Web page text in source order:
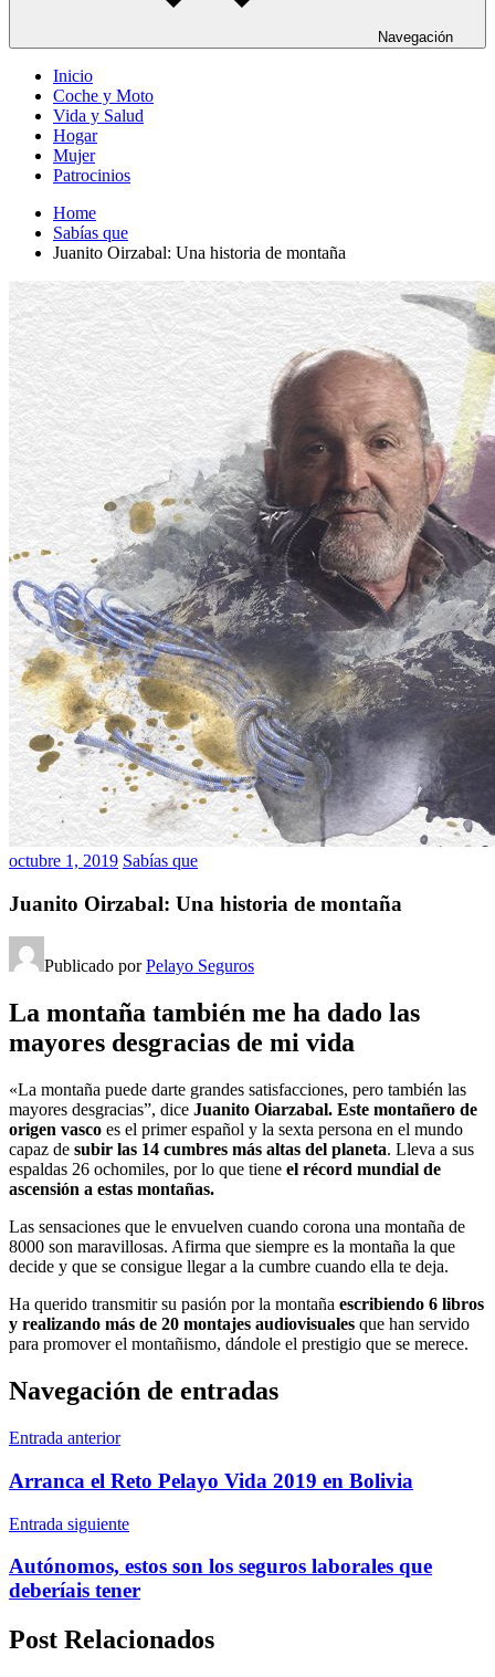
Navegación
Inicio
Coche y Moto
Vida y Salud
Hogar
Mujer
Patrocinios
Home
Sabías que
Juanito Oirzabal: Una historia de montaña
octubre 1, 2019 Sabías que
Juanito Oirzabal: Una historia de montaña
Publicado porPelayo Seguros
La montaña también me ha dado las
mayores desgracias de mi vida
«La montaña puede darte grandes satisfacciones, pero también las
mayores desgracias”, dice Juanito Oiarzabal. Este montañero de
origen vasco es el primer español y la sexta persona en el mundo
capaz de subir las 14 cumbres más altas del planeta. Lleva a sus
espaldas 26 ochomiles, por lo que tiene el récord mundial de
ascensión a estas montañas.
Las sensaciones que le envuelven cuando corona una montaña de
8000 son maravillosas. Afirma que siempre es la montaña la que
decide y que se consigue llegar a la cumbre cuando ella te deja.
Ha querido transmitir su pasión por la montaña escribiendo 6 libros
y realizando más de 20 montajes audiovisuales que han servido
para promover el montañismo, dándole el prestigio que se merece.
Navegación de entradas
Entrada anterior
Arranca el Reto Pelayo Vida 2019 en Bolivia
Entrada siguiente
Autónomos, estos son los seguros laborales que
deberíais tener
Post Relacionados